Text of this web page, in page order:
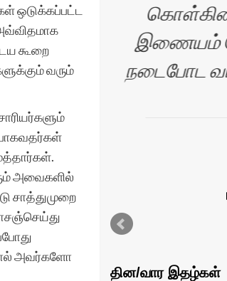
ஒடுக்கப்பட்ட
கூறை
வரும்
பாகவதர்கள்
அவைகளில்
சாத்துமுறை
அவர்களோ
இணையம்
நடைபோட
தின/வார இதழ்கள்